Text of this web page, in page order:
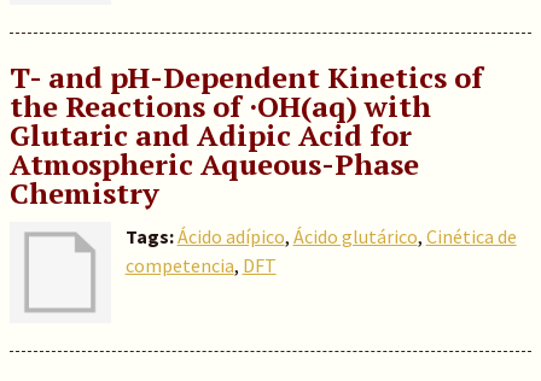
T- and pH-Dependent Kinetics of
the Reactions of ·OH(aq) with
Glutaric and Adipic Acid for
Atmospheric Aqueous-Phase
Chemistry
Tags:Ácido adípico, Ácido glutárico, Cinética de
competencia, DFT